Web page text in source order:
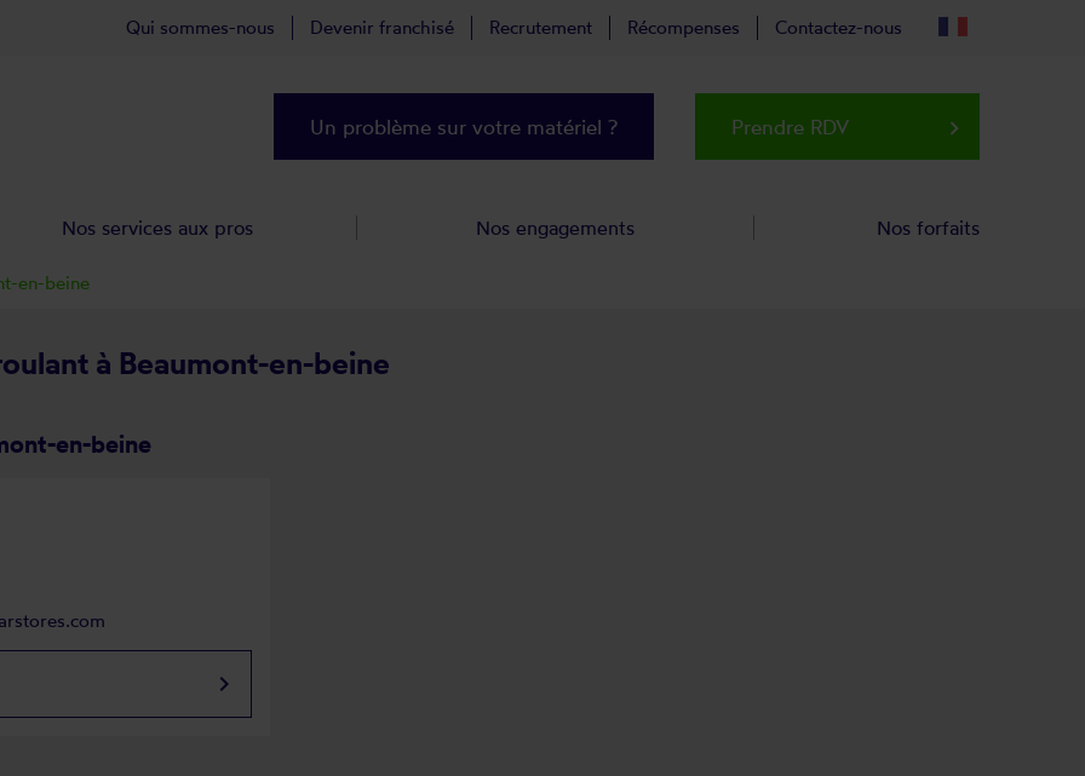
à Beaumont-en-beine
en-beine
keyboard_arrow_right
en-beine
Qui sommes-nous Devenir franchisé Recrutement Récompenses Contactez-nous
Un problème sur votre matériel ? Prendre RDV keyboard_arrow_right
Nos services aux pros Nos engagements Nos forfaits